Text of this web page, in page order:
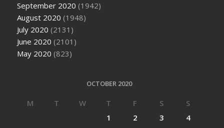
September 2020 (1942)
August 2020 (1948)
July 2020 (2131)
June 2020 (2101)
May 2020 (823)
OCTOBER 2020
M T W T F S
S
1
2 3
4